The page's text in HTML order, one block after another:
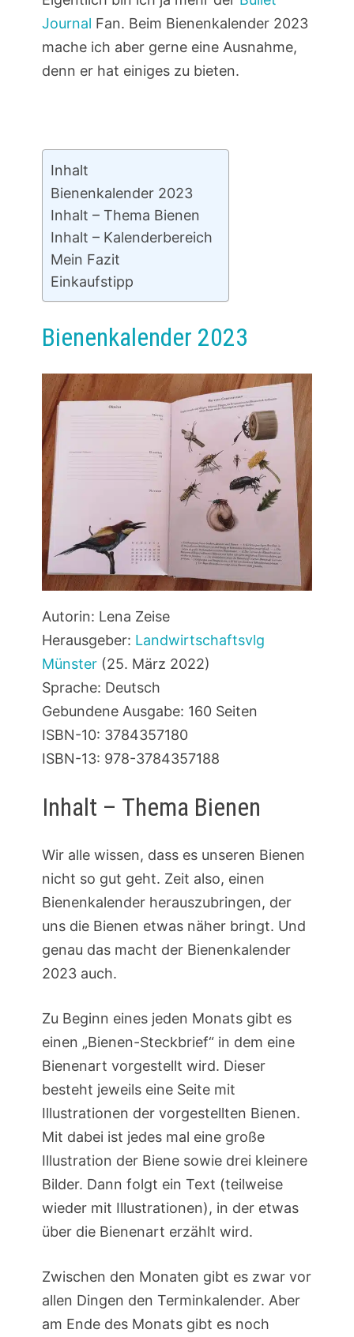
Journal Fan. Beim Bienenkalender 2023
mache ich aber gerne eine Ausnahme,
denn er hat einiges zu bieten.
Inhalt
Bienenkalender 2023
Inhalt – Thema Bienen
Inhalt – Kalenderbereich
Mein Fazit
Einkaufstipp
Bienenkalender 2023
Autorin: Lena Zeise
Herausgeber: Landwirtschaftsvlg
Münster(25. März 2022)
Sprache: Deutsch
Gebundene Ausgabe: 160 Seiten
ISBN-10: 3784357180
ISBN-13: 978-3784357188
Inhalt – Thema Bienen
Wir alle wissen, dass es unseren Bienen
nicht so gut geht. Zeit also, einen
Bienenkalender herauszubringen, der
uns die Bienen etwas näher bringt. Und
genau das macht der Bienenkalender
2023 auch.
Zu Beginn eines jeden Monats gibt es
einen „Bienen-Steckbrief“ in dem eine
Bienenart vorgestellt wird. Dieser
besteht jeweils eine Seite mit
Illustrationen der vorgestellten Bienen.
Mit dabei ist jedes mal eine große
Illustration der Biene sowie drei kleinere
Bilder. Dann folgt ein Text (teilweise
wieder mit Illustrationen), in der etwas
über die Bienenart erzählt wird.
Zwischen den Monaten gibt es zwar vor
allen Dingen den Terminkalender. Aber
am Ende des Monats gibt es noch